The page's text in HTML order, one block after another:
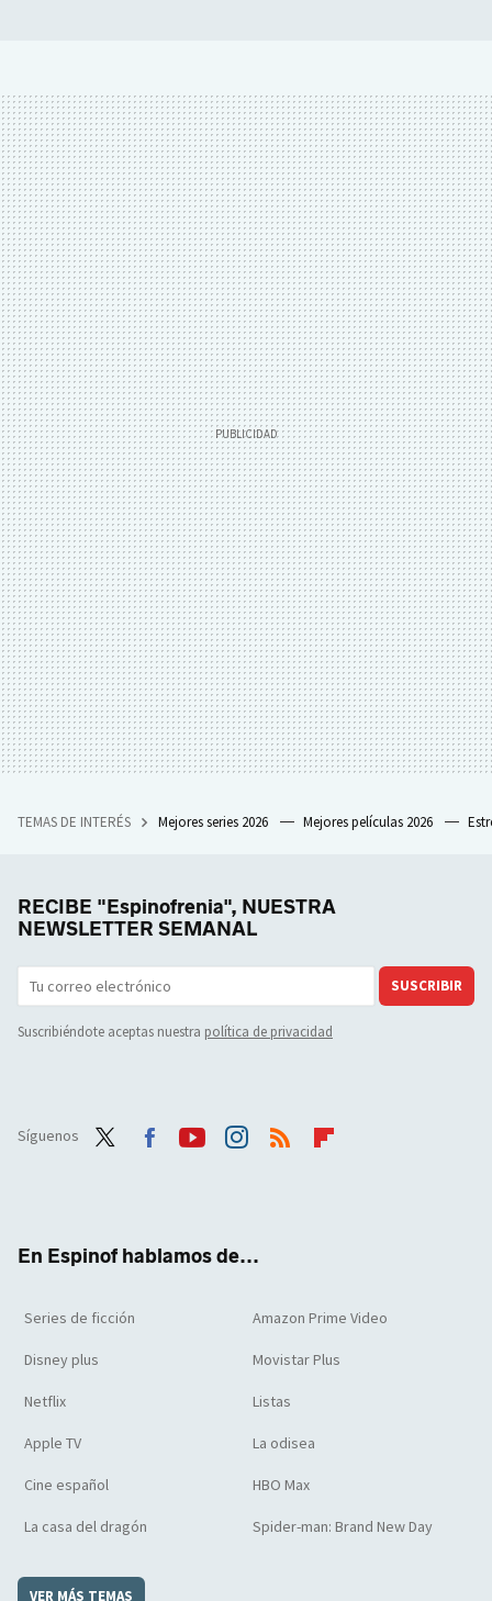
TEMAS DE INTERÉS Mejores series 2026 Mejores películas 2026
RECIBE "Espinofrenia", NUESTRA
NEWSLETTER SEMANAL
SUSCRIBIR
Suscribiéndote aceptas nuestra política de privacidad
Síguenos
En Espinof hablamos de...
Series de ficción Amazon Prime Video
Disney plus Movistar Plus
Netflix Listas
Apple TV La odisea
Cine español HBO Max
La casa del dragón Spider-man: Brand New Day
VER MÁS TEMAS